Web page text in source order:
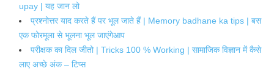
upay | यह जान लो
प्रश्नोत्तर याद करते हैं पर भूल जाते हैं | Memory badhane ka tips | बस
एक फोरमूला से भूलना भूल जाएंगेआप
परीक्षक का दिल जीतो | Tricks 100 % Working | सामाजिक विज्ञान में कैसे
लाए अच्छे अंक – टिप्स